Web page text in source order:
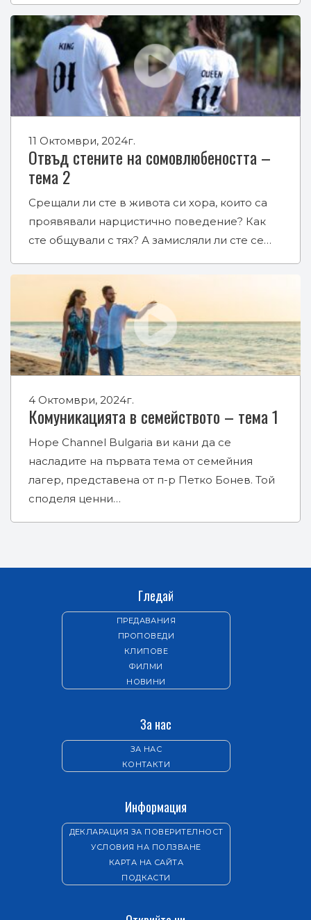
11 Октомври, 2024г.
Отвъд стените на сомовлюбеността –
тема 2
Срещали ли сте в живота си хора, които са
проявявали нарцистично поведение? Как
сте общували с тях? А замисляли ли сте се…
4 Октомври, 2024г.
Комуникацията в семейството – тема 1
Hope Channel Bulgaria ви кани да се
насладите на първата тема от семейния
лагер, представена от п-р Петко Бонев. Той
споделя ценни…
Гледай
ПРЕДАВАНИЯ
ПРОПОВЕДИ
КЛИПОВЕ
ФИЛМИ
НОВИНИ
За нас
ЗА НАС
КОНТАКТИ
Информация
ДЕКЛАРАЦИЯ ЗА ПОВЕРИТЕЛНОСТ
УСЛОВИЯ НА ПОЛЗВАНЕ
КАРТА НА САЙТА
ПОДКАСТИ